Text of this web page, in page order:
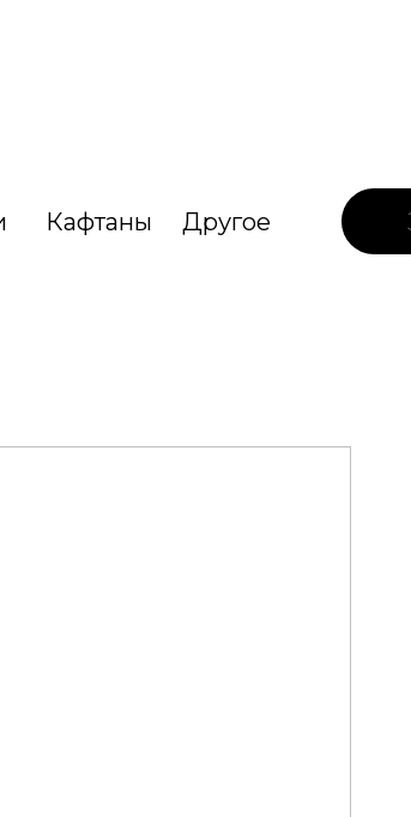
Кафтаны Другое